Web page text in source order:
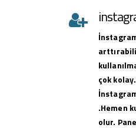
çok
.Hemen
olur.